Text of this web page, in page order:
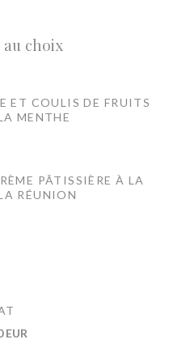
au choix
ET COULIS DE FRUITS
MENTHE
PÂTISSIÈRE À LA
RÉUNION
EUR